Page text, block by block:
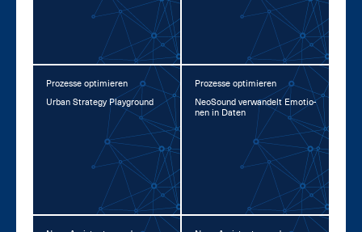
Prozesse optimieren
Ur­ban Stra­te­gy Play­ground
Prozesse optimieren
Neo­Sound ver­wan­delt Emo­tio­
nen in Da­ten